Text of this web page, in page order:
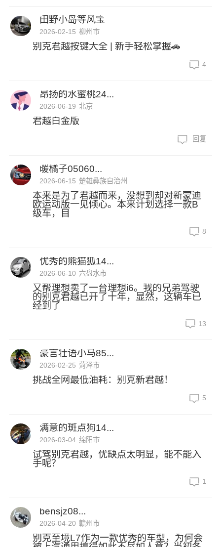
田野小岛等风宝
2026-02-15 柳州市
别克君越按键大全 | 新手轻松掌握🚗
4
昂扬的水蜜桃24...
2026-06-19 北京
君越白金版
回复
暖橘子05060...
2026-06-15 楚雄彝族自治州
本来是为了君越而来，没想到却对新蒙迪
欧运动版一见倾心。本来计划选择一款B
级车，目
8
优秀的熊猫狐14...
2026-06-10 六盘水市
又帮理想卖了一台理想i6。我的兄弟驾驶
的别克君越已开了十年，显然，这辆车已
经到了
13
豪言壮语小马85...
2026-02-25 菏泽市
挑战全网最低油耗：别克新君越！
5
满意的斑点狗14...
2026-03-04 绵阳市
试驾别克君越，优缺点太明显，能不能入
手呢？
1
bensjz08...
2026-04-20 赣州市
别克至境L7作为一款优秀的车型，为何会